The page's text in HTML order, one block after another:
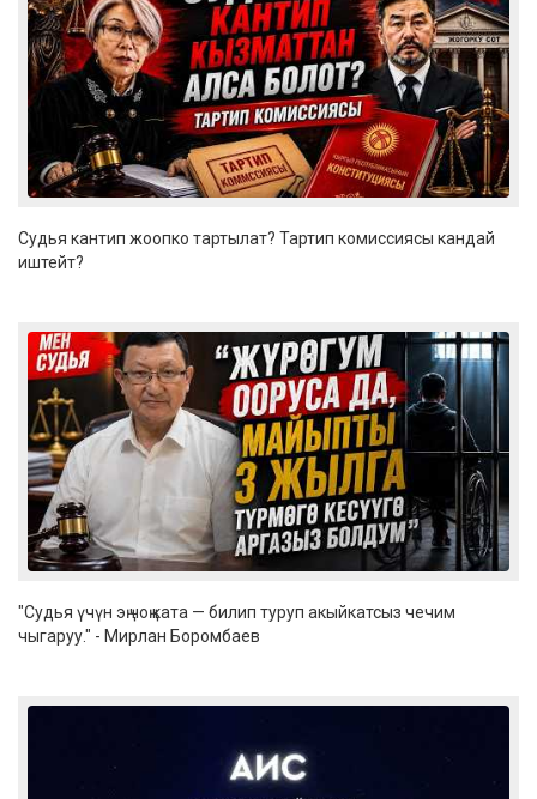
Судья кантип жоопко тартылат? Тартип комиссиясы кандай
иштейт?
"Судья үчүн эң чоң ката — билип туруп акыйкатсыз чечим
чыгаруу." - Мирлан Боромбаев